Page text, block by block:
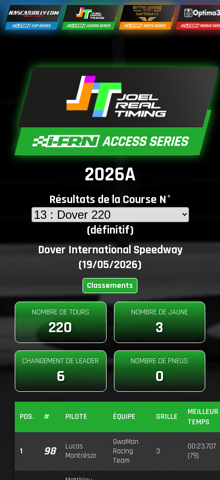
2026A
Résultats de la Course N°
(définitif)
Dover International Speedway
(19/05/2026)
Classements
NOMBRE DE TOURS
220
NOMBRE DE JAUNE
3
CHANGEMENT DE LEADER
6
NOMBRE DE PNEUS
0
POS. # PILOTE ÉQUIPE GRILLE
MEILLEUR
TEMPS
1 98
Lucas
Montrésor
GwaMan
Racing
Team
3
00:23.707
(79)